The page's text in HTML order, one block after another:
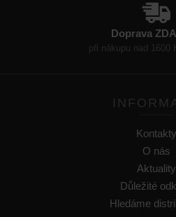
Doprava
při nákupu nad 1600
Kontakty
O nás
Aktuality
Důležité
Hledáme